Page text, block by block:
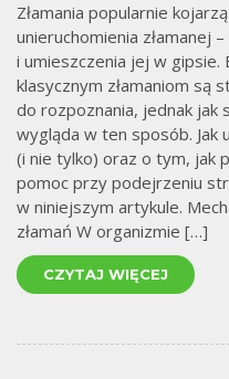
Złamania popularnie
unieruchomienia złamanej
i umieszczenia jej w
klasycznym złamaniom są
do rozpoznania, jednak jak
wygląda w ten sposób. Jak
(i nie tylko) oraz o tym, jak
pomoc przy podejrzeniu
w niniejszym artykule.
złamań W organizmie […]
CZYTAJ WIĘCEJ